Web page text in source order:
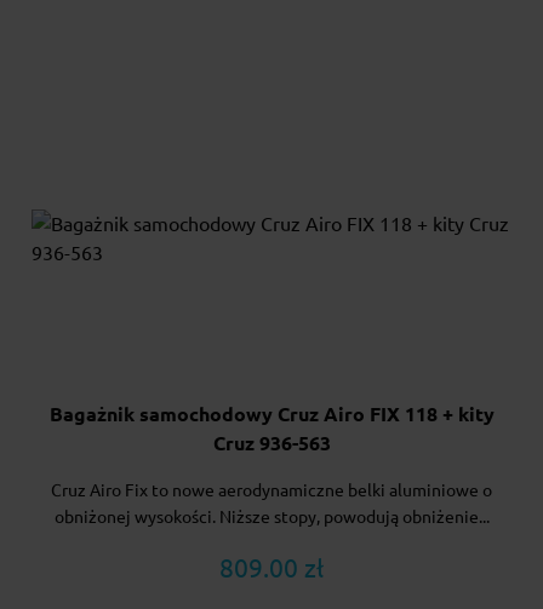
Bagażnik samochodowy Cruz Airo FIX 118 + kity
Cruz 936-563
Cruz Airo Fix to nowe aerodynamiczne belki aluminiowe o
obniżonej wysokości. Niższe stopy, powodują obniżenie...
809.00 zł